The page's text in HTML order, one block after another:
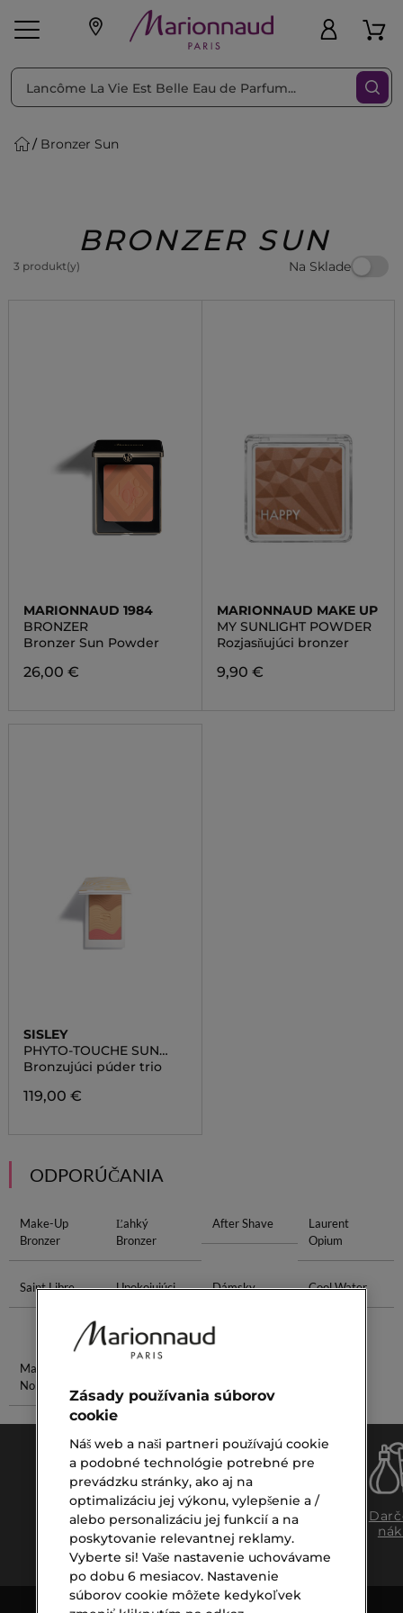
pleť Líčenie
Beauty
Bronzer Sun
BRONZER SUN
3 produkt(y) Na Sklade
Triediť podľa Filtrovať
MARIONNAUD 1984
BRONZER
Bronzer Sun Powder
26,00 €
MARIONNAUD MAKE UP
MY SUNLIGHT POWDER
Rozjasňujúci bronzer
9,90 €
SISLEY
PHYTO-TOUCHE SUN
GLOW POWDER
Bronzujúci púder trio
119,00 €
ODPORÚČANIA
Make-Up
Bronzer
Ľahký
Bronzer
After Shave
Laurent
Opium
Saint Libre
Upokojujúci
Dámsky
Cool Water
Maska Na
Nohy
Doprava
zadarmo
nad €39,-
Expresný
osobný
odber
Zásady používania súborov
cookie
Náš web a naši partneri používajú cookie
a podobné technológie potrebné pre
prevádzku stránky, ako aj na
optimalizáciu jej výkonu, vylepšenie a /
alebo personalizáciu jej funkcií a na
poskytovanie relevantnej reklamy.
Vyberte si! Vaše nastavenie uchovávame
po dobu 6 mesiacov. Nastavenie
súborov cookie môžete kedykoľvek